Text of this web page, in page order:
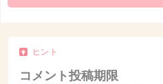
ヒント
コメント投稿期限